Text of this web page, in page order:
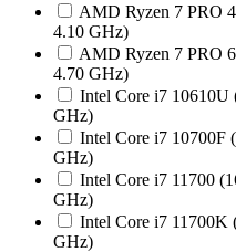
AMD Ryzen 7 PRO
4.10 GHz)
AMD Ryzen 7 PRO
4.70 GHz)
Intel Core i7 10610U
GHz)
Intel Core i7 10700F
GHz)
Intel Core i7 11700
GHz)
Intel Core i7 11700K
GHz)